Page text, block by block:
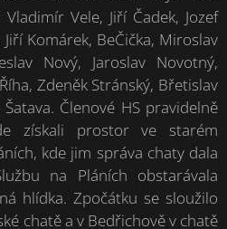
Vele, Jiří Čadek, Jozef
Komárek, BeČička, Miroslav
Nový, Jaroslav Novotný,
Zdeněk Stránský, Břetislav
Členové HS pravidelně
získali prostor ve starém
kde jim správa chaty dala
na Pláních obstarávala
hlídka. Zpočátku se sloužilo
chatě a v Bedřichově v chatě